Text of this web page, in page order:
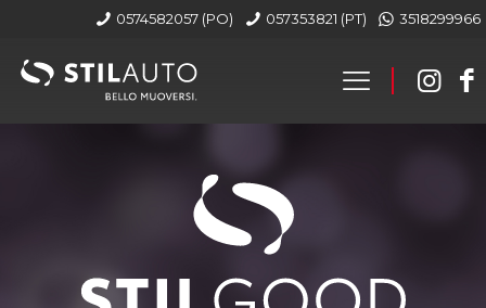
0574582057 (PO) 057353821 (PT) 3518299966